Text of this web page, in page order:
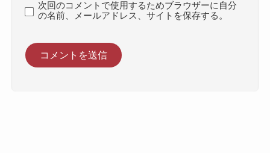
次回のコメントで使用するためブラウザーに自分
の名前、メールアドレス、サイトを保存する。